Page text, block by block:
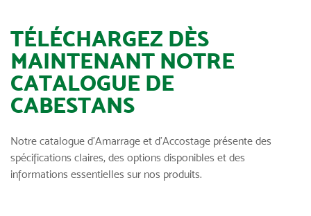
TÉLÉCHARGEZ DÈS
MAINTENANT NOTRE
CATALOGUE DE
CABESTANS
Notre catalogue d’Amarrage et d’Accostage présente des
spécifications claires, des options disponibles et des
informations essentielles sur nos produits.